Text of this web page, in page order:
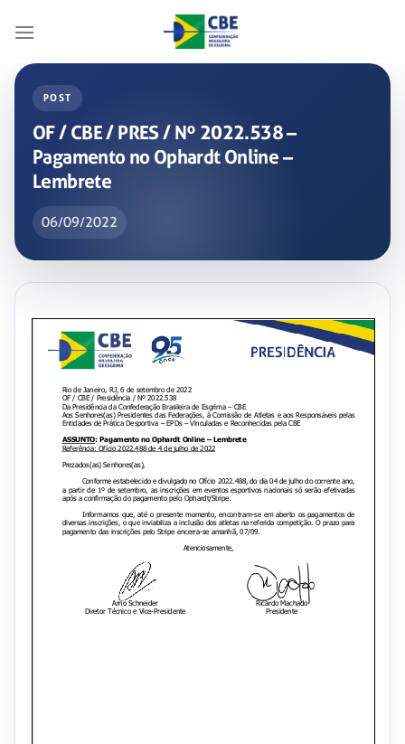
POST
OF / CBE / PRES / Nº 2022.538 –
Pagamento no Ophardt Online –
Lembrete
06/09/2022